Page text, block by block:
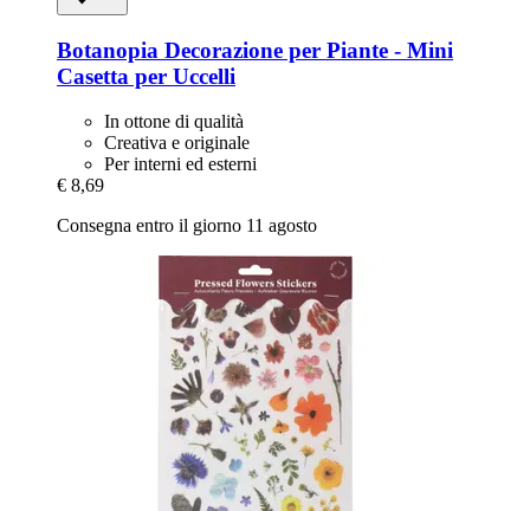
Botanopia Decorazione per Piante -​ Mini
Casetta per Uccelli
In ottone di qualità
Creativa e originale
Per interni ed esterni
€ 8,69
Consegna entro il giorno 11 agosto